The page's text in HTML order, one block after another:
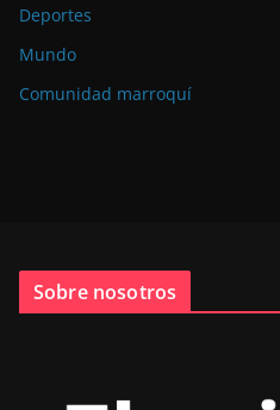
Deportes
Mundo
Comunidad marroquí
Sobre nosotros